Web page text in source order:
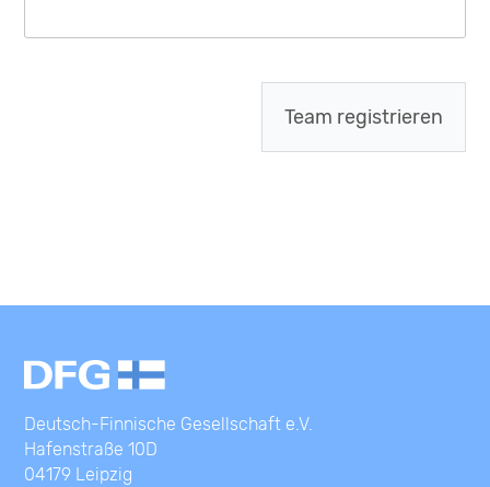
Team registrieren
Deutsch-Finnische Gesellschaft e.V.
Hafenstraße 10D
04179 Leipzig